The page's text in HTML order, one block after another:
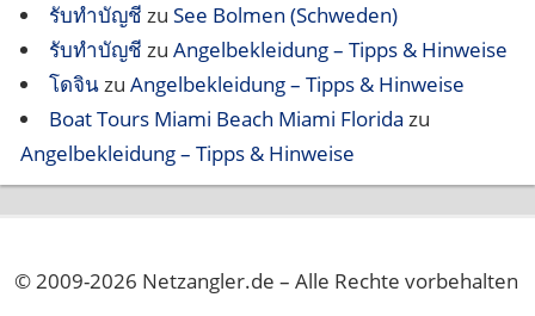
รับทำบัญชี zu See Bolmen (Schweden)
รับทำบัญชี zu Angelbekleidung – Tipps & Hinweise
โดจินzu Angelbekleidung – Tipps & Hinweise
Boat Tours Miami Beach Miami Florida zu
Angelbekleidung – Tipps & Hinweise
© 2009-2026 Netzangler.de – Alle Rechte vorbehalten